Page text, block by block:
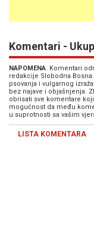
Komentari -
NAPOMENA: Komentari
redakcije Slobodna
psovanja i vulgarnog
bez najave i objašnjenja.
obrisati sve komentare
mogućnost da među
u suprotnosti sa vašim
LISTA KOMENTARA